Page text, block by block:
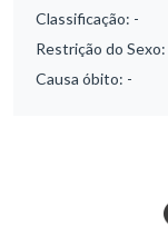
Classificação: -
Restrição do Sexo:
Causa óbito: -